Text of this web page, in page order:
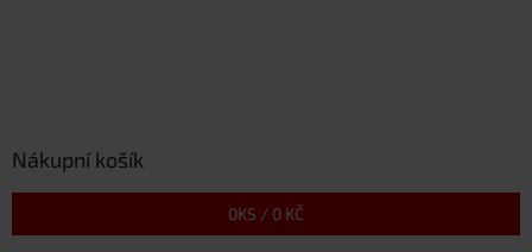
Nákupní košík
0KS / 0 KČ